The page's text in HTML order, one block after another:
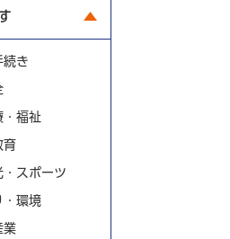
続き
・福祉
育
スポーツ
・環境
業